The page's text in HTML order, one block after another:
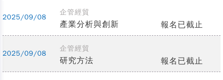
2025/09/08
企管經貿
產業分析與創新 報名已截止
2025/09/08
企管經貿
研究方法 報名已截止